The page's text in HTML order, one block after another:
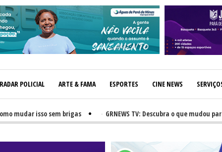
RADAR POLICIAL ARTE & FAMA ESPORTES CINE NEWS
isso sem brigas - GRNEWS TV: Descubra o que mudou para